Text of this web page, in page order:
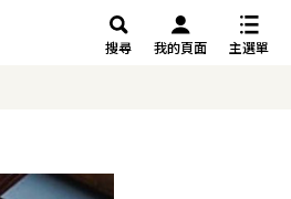
搜尋 我的頁面 主選單